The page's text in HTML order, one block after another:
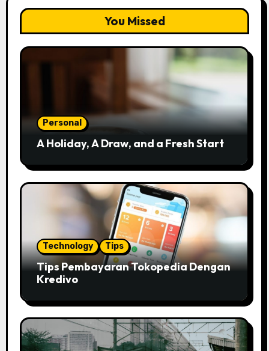
You Missed
Personal
A Holiday, A Draw, and a Fresh Start
Technology Tips
Tips Pembayaran Tokopedia Dengan
Kredivo